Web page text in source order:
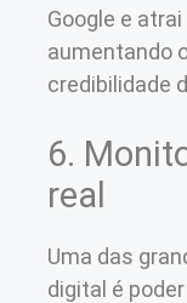
Google e
aumentando
credibilidade
6.
real
Uma das
digital é